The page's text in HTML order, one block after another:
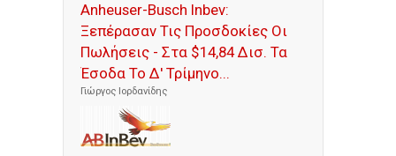
Anheuser-Busch Inbev:
Ξεπέρασαν Τις Προσδοκίες Οι
Πωλήσεις - Στα $14,84 Δισ. Τα
Έσοδα Το Δ' Τρίμηνο...
Γιώργος Ιορδανίδης